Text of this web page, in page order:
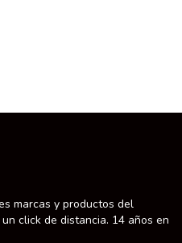
marcas y productos del
click de distancia. 14 años en